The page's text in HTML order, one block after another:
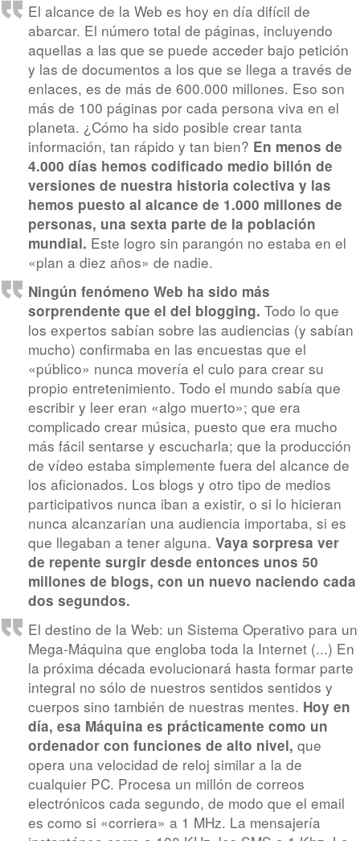
El alcance de la Web es hoy en día difícil de
abarcar. El número total de páginas, incluyendo
aquellas a las que se puede acceder bajo petición
y las de documentos a los que se llega a través de
enlaces, es de más de 600.000 millones. Eso son
más de 100 páginas por cada persona viva en el
planeta. ¿Cómo ha sido posible crear tanta
información, tan rápido y tan bien? En menos de
4.000 días hemos codificado medio billón de
versiones de nuestra historia colectiva y las
hemos puesto al alcance de 1.000 millones de
personas, una sexta parte de la población
mundial. Este logro sin parangón no estaba en el
«plan a diez años» de nadie.
Ningún fenómeno Web ha sido más
sorprendente que el del blogging. Todo lo que
los expertos sabían sobre las audiencias (y sabían
mucho) confirmaba en las encuestas que el
«público» nunca movería el culo para crear su
propio entretenimiento. Todo el mundo sabía que
escribir y leer eran «algo muerto»; que era
complicado crear música, puesto que era mucho
más fácil sentarse y escucharla; que la producción
de vídeo estaba simplemente fuera del alcance de
los aficionados. Los blogs y otro tipo de medios
participativos nunca iban a existir, o si lo hicieran
nunca alcanzarían una audiencia importaba, si es
que llegaban a tener alguna. Vaya sorpresa ver
de repente surgir desde entonces unos 50
millones de blogs, con un nuevo naciendo cada
dos segundos.
El destino de la Web: un Sistema Operativo para un
Mega-Máquina que engloba toda la Internet (...) En
la próxima década evolucionará hasta formar parte
integral no sólo de nuestros sentidos sentidos y
cuerpos sino también de nuestras mentes. Hoy en
día, esa Máquina es prácticamente como un
ordenador con funciones de alto nivel, que
opera una velocidad de reloj similar a la de
cualquier PC. Procesa un millón de correos
electrónicos cada segundo, de modo que el email
es como si «corriera» a 1 MHz. La mensajería